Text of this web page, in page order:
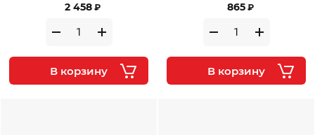
2 458 ₽
В корзину
865 ₽
В корзину